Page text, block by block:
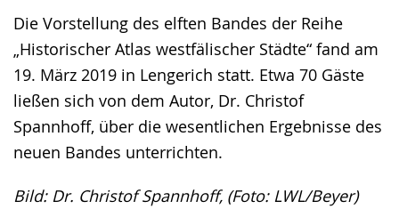
Die Vorstellung des elften Bandes der Reihe
„Historischer Atlas westfälischer Städte“ fand am
19. März 2019 in Lengerich statt. Etwa 70 Gäste
ließen sich von dem Autor, Dr. Christof
Spannhoff, über die wesentlichen Ergebnisse des
neuen Bandes unterrichten.
Bild: Dr. Christof Spannhoff, (Foto: LWL/Beyer)